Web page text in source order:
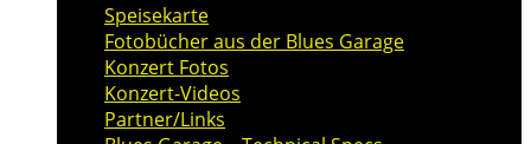
Speisekarte
Fotobücher aus der Blues Garage
Konzert Fotos
Konzert-Videos
Partner/Links